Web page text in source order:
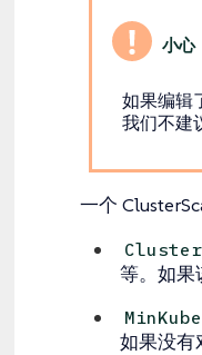
如果编辑
我们不建
一个
等。如果
如果没有